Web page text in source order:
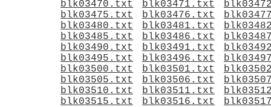
blk03470.txt
blk03471.txt
blk03475.txt
blk03476.txt
blk03480.txt
blk03481.txt
blk03485.txt
blk03486.txt
blk03490.txt
blk03491.txt
blk03495.txt
blk03496.txt
blk03500.txt
blk03501.txt
blk03505.txt
blk03506.txt
blk03510.txt
blk03511.txt
blk03515.txt
blk03516.txt